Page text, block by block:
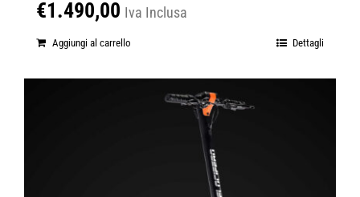
€1.490,00 Iva Inclusa
Aggiungi al carrello Dettagli